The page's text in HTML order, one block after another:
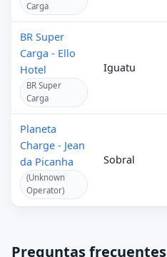
Carga
BR Super
Carga - Ello
Hotel
BR Super
Carga
Iguatu
Planeta
Charge - Jean
da Picanha
(Unknown
Operator)
Sobral
Preguntas frecuentes